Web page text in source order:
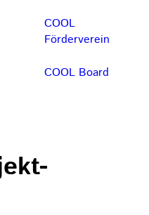
COOL
Förderverein
COOL Board